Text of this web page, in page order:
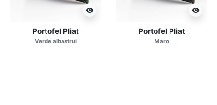
visibility
Portofel Pliat
Verde albastrui
visibility
Portofel Pliat
Maro